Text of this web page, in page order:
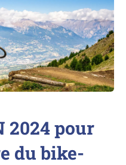
2024 pour
du bike-